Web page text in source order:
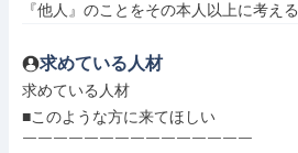
『他人』のことをその本人以上に考える
求めている人材
求めている人材
■このような方に来てほしい
￣￣￣￣￣￣￣￣￣￣￣￣￣￣￣